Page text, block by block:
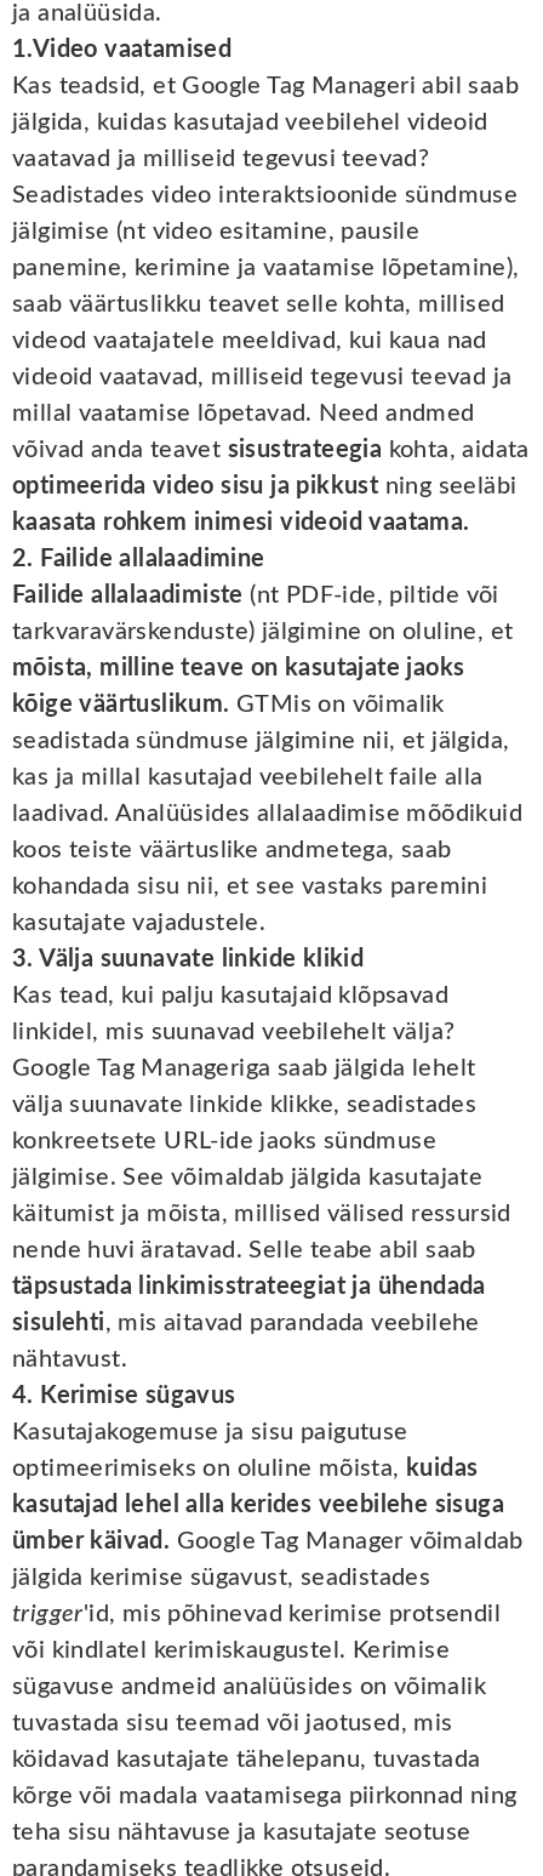
ja analüüsida.
1.Video vaatamised
Kas teadsid, et Google Tag Manageri abil saab
jälgida, kuidas kasutajad veebilehel videoid
vaatavad ja milliseid tegevusi teevad?
Seadistades video interaktsioonide sündmuse
jälgimise (nt video esitamine, pausile
panemine, kerimine ja vaatamise lõpetamine),
saab väärtuslikku teavet selle kohta, millised
videod vaatajatele meeldivad, kui kaua nad
videoid vaatavad, milliseid tegevusi teevad ja
millal vaatamise lõpetavad. Need andmed
võivad anda teavet sisustrateegia kohta, aidata
optimeerida video sisu ja pikkust ning seeläbi
kaasata rohkem inimesi videoid vaatama.
2. Failide allalaadimine
Failide allalaadimiste (nt PDF-ide, piltide või
tarkvaravärskenduste) jälgimine on oluline, et
mõista, milline teave on kasutajate jaoks
kõige väärtuslikum. GTMis on võimalik
seadistada sündmuse jälgimine nii, et jälgida,
kas ja millal kasutajad veebilehelt faile alla
laadivad. Analüüsides allalaadimise mõõdikuid
koos teiste väärtuslike andmetega, saab
kohandada sisu nii, et see vastaks paremini
kasutajate vajadustele.
3. Välja suunavate linkide klikid
Kas tead, kui palju kasutajaid klõpsavad
linkidel, mis suunavad veebilehelt välja?
Google Tag Manageriga saab jälgida lehelt
välja suunavate linkide klikke, seadistades
konkreetsete URL-ide jaoks sündmuse
jälgimise. See võimaldab jälgida kasutajate
käitumist ja mõista, millised välised ressursid
nende huvi äratavad. Selle teabe abil saab
täpsustada linkimisstrateegiat ja ühendada
sisulehti, mis aitavad parandada veebilehe
nähtavust.
4. Kerimise sügavus
Kasutajakogemuse ja sisu paigutuse
optimeerimiseks on oluline mõista, kuidas
kasutajad lehel alla kerides veebilehe sisuga
ümber käivad. Google Tag Manager võimaldab
jälgida kerimise sügavust, seadistades
trigger'id, mis põhinevad kerimise protsendil
või kindlatel kerimiskaugustel. Kerimise
sügavuse andmeid analüüsides on võimalik
tuvastada sisu teemad või jaotused, mis
köidavad kasutajate tähelepanu, tuvastada
kõrge või madala vaatamisega piirkonnad ning
teha sisu nähtavuse ja kasutajate seotuse
parandamiseks teadlikke otsuseid.